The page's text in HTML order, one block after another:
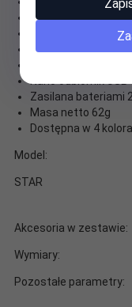
Rozdzielczość:
4 przycisków i rolka
Zasięg 10 m
Nano odbiornik USB
Zasilana bateriami
Masa netto 62g
Dostępna w 4
Model:
STAR
Akcesoria w zestawie:
Wymiary:
Pozostałe parametry: